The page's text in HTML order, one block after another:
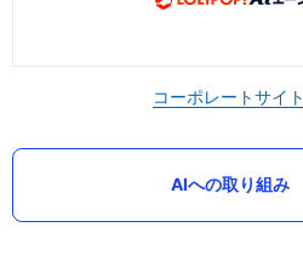
コーポレートサイト
AIへの取り組み